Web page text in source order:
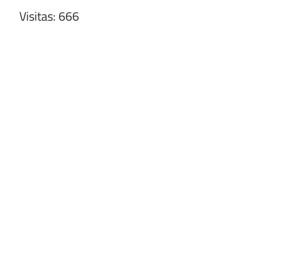
Visitas: 666